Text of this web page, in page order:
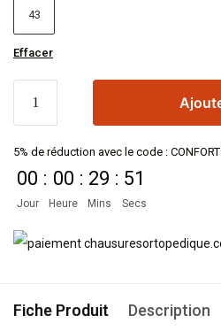
43
Effacer
5% de réduction avec le code :
00
Jour
: 00
Heure
: 29
Mins
: 50
Secs
Fiche Produit Description